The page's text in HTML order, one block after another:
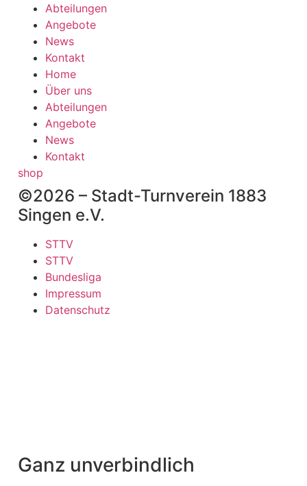
Abteilungen
Angebote
News
Kontakt
Home
Über uns
Abteilungen
Angebote
News
Kontakt
shop
©2026 – Stadt-Turnverein 1883
Singen e.V.
STTV
STTV
Bundesliga
Impressum
Datenschutz
Ganz unverbindlich